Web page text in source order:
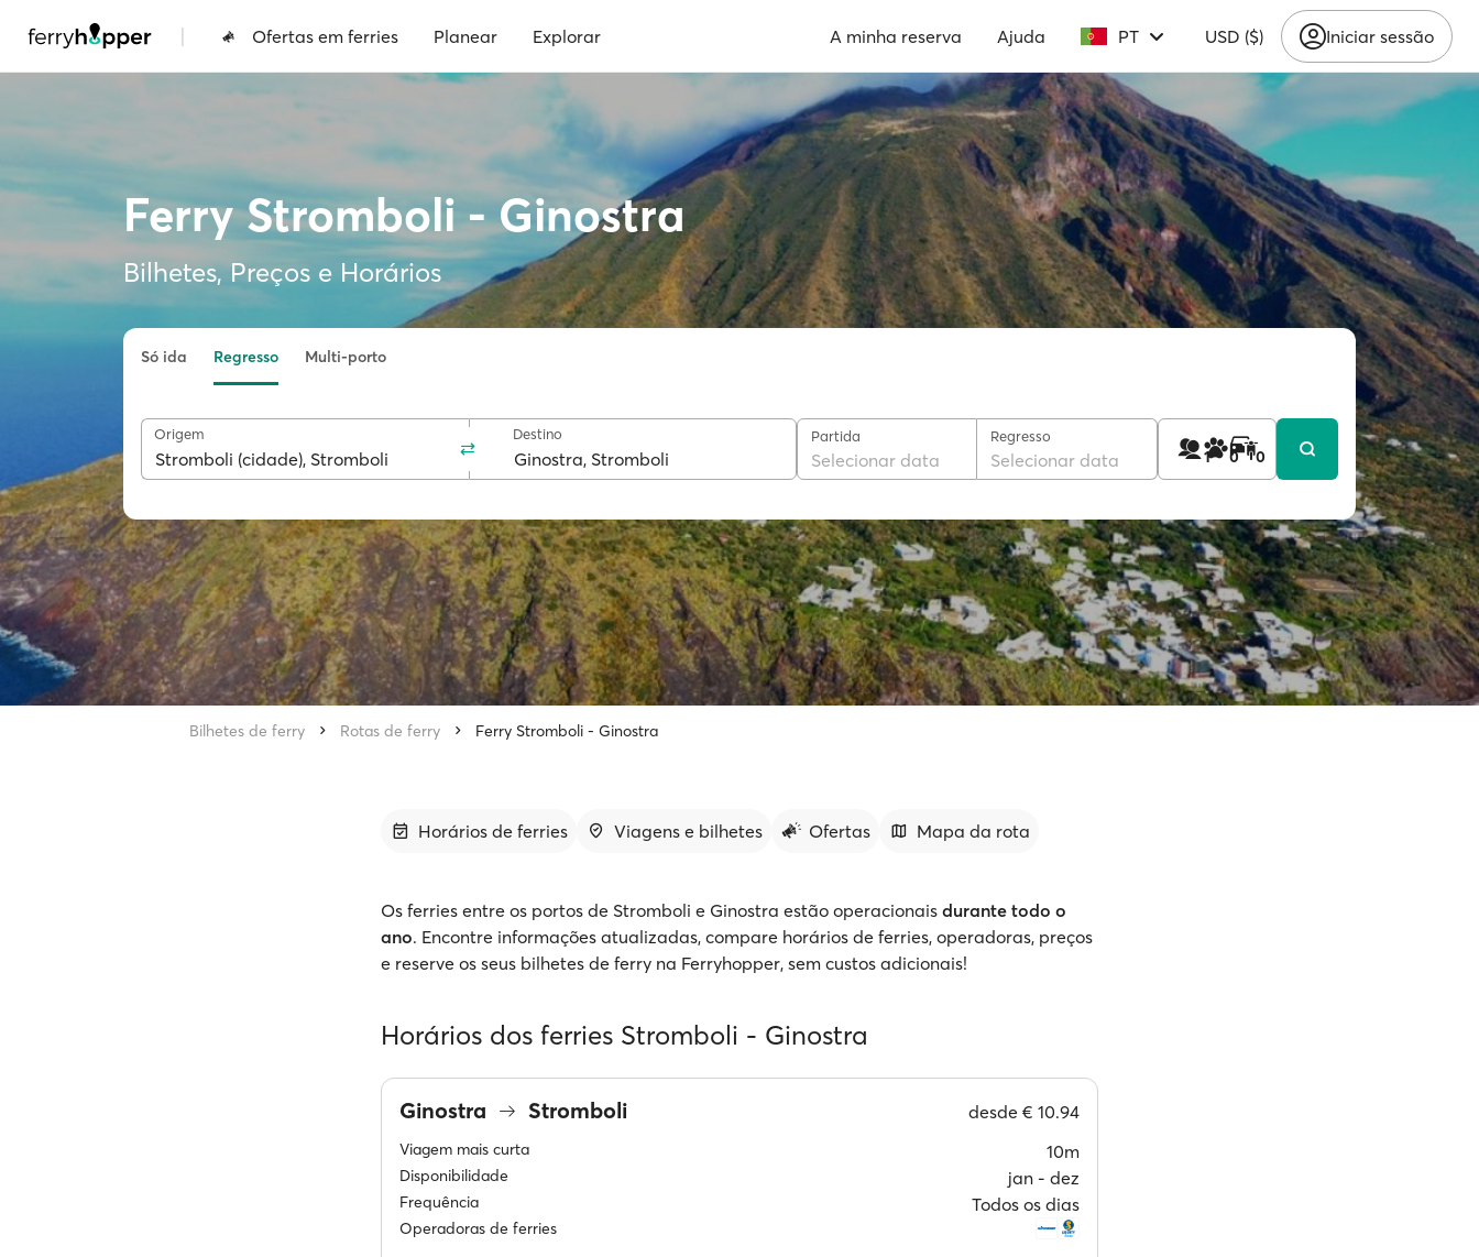
| Ofertas em ferries Planear Explorar A minha reserva Ajuda PT USD ($) Iniciar sessão
Ferry Stromboli - Ginostra
Bilhetes, Preços e Horários
Só ida Regresso Multi-porto
Origem Destino Partida
Selecionar data
Regresso
Selecionar data 1 0 0
Bilhetes de ferry Rotas de ferry Ferry Stromboli - Ginostra
Horários de ferries Viagens e bilhetes Ofertas Mapa da rota
Os ferries entre os portos de Stromboli e Ginostra estão operacionais durante todo o
ano. Encontre informações atualizadas, compare horários de ferries, operadoras, preços
e reserve os seus bilhetes de ferry na Ferryhopper, sem custos adicionais!
Horários dos ferries Stromboli - Ginostra
Ginostra Stromboli desde € 10.94
Viagem mais curta 10m
Disponibilidade jan ‐ dez
Frequência Todos os dias
Operadoras de ferries